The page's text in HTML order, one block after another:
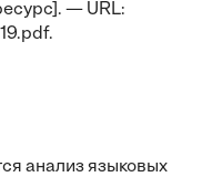
— URL:
анализ языковых